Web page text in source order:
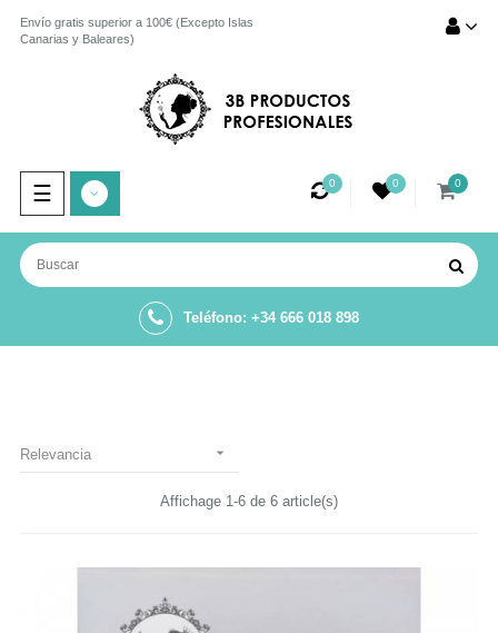
Envío gratis superior a 100€ (Excepto Islas
Canarias y Baleares)
Navegación
de
palanca
☰ 0 0 0
Teléfono: +34 666 018 898
Relevancia 
Affichage 1-6 de 6 article(s)